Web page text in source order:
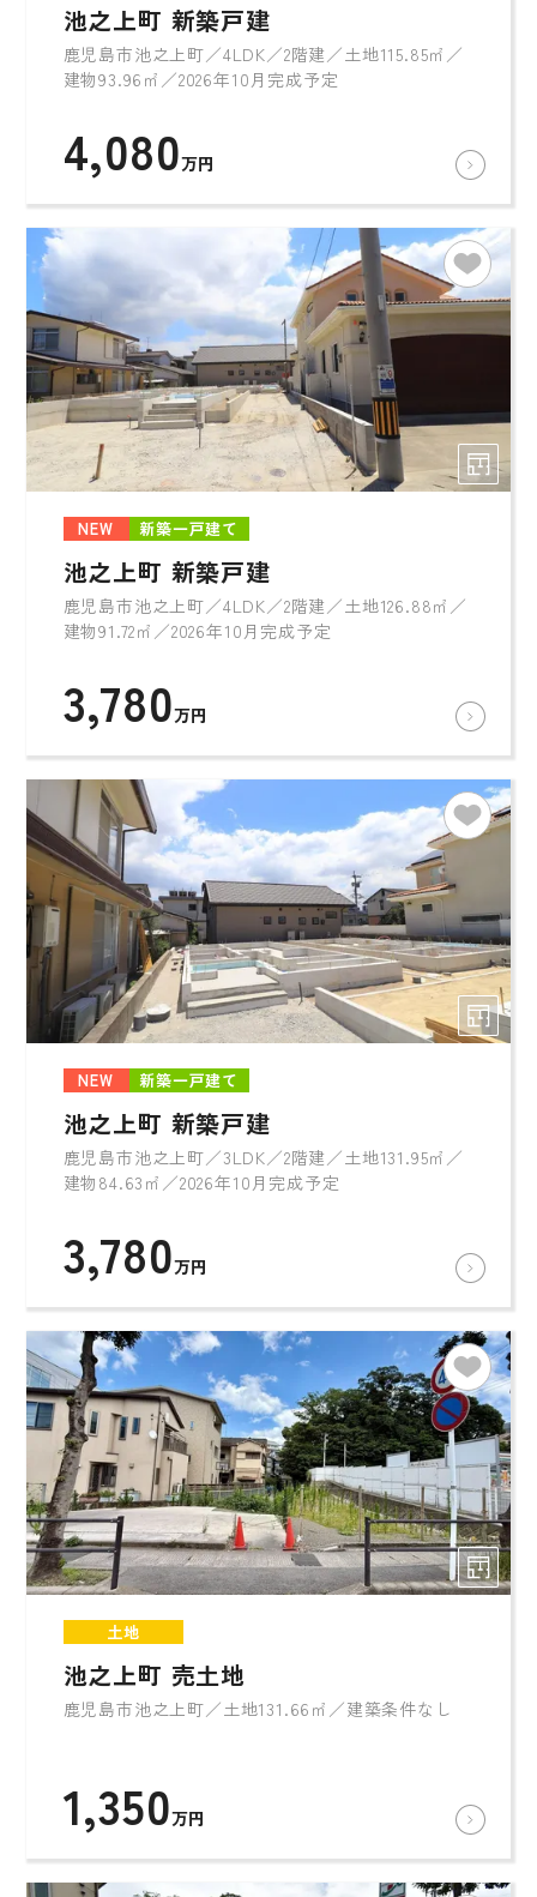
池之上町 新築戸建
鹿児島市池之上町／4LDK／2階建／土地115.85㎡／
建物93.96㎡／2026年10月完成予定
4,080万円
NEW 新築一戸建て
池之上町 新築戸建
鹿児島市池之上町／4LDK／2階建／土地126.88㎡／
建物91.72㎡／2026年10月完成予定
3,780万円
NEW 新築一戸建て
池之上町 新築戸建
鹿児島市池之上町／3LDK／2階建／土地131.95㎡／
建物84.63㎡／2026年10月完成予定
3,780万円
土地
池之上町 売土地
鹿児島市池之上町／土地131.66㎡／建築条件なし
1,350万円